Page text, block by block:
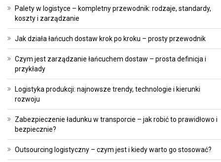
Palety w logistyce – kompletny przewodnik: rodzaje, standardy,
koszty i zarządzanie
Jak działa łańcuch dostaw krok po kroku – prosty przewodnik
Czym jest zarządzanie łańcuchem dostaw – prosta definicja i
przykłady
Logistyka produkcji: najnowsze trendy, technologie i kierunki
rozwoju
Zabezpieczenie ładunku w transporcie – jak robić to prawidłowo i
bezpiecznie?
Outsourcing logistyczny – czym jest i kiedy warto go stosować?